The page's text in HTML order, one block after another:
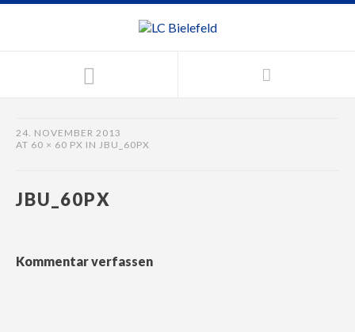
24. NOVEMBER 2013
AT 60 × 60 PX IN JBU_60PX
JBU_60PX
Kommentar verfassen